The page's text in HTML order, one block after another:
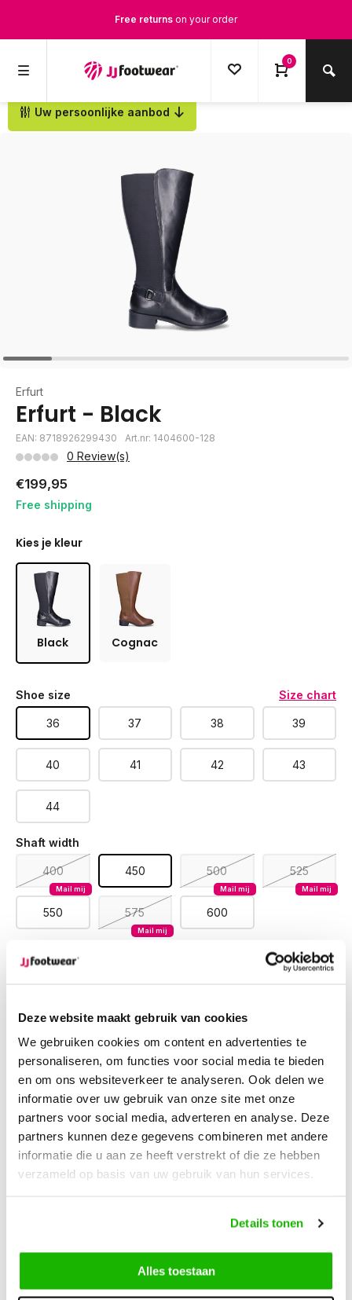
Deze website maakt gebruik van cookies
We gebruiken cookies om content en advertenties te
personaliseren, om functies voor social media te bieden
en om ons websiteverkeer te analyseren. Ook delen we
informatie over uw gebruik van onze site met onze
partners voor social media, adverteren en analyse. Deze
partners kunnen deze gegevens combineren met andere
informatie die u aan ze heeft verstrekt of die ze hebben
verzameld op basis van uw gebruik van hun services.
Details tonen
Alles toestaan
Free returns on your order
0
Uw persoonlijke aanbod
Back
Erfurt
Erfurt - Black
EAN: 8718926299430 Art.nr: 1404600-128
0 Review(s)
€199,95
Free shipping
Kies je kleur
Black Cognac
Shoe size Size chart
36 37 38 39
40 41 42 43
44
Shaft width
Mail mij
400 450
Mail mij
500
Mail mij
525
550
Mail mij
575 600
Op voorraad
Ordered on weekdays before 12:00 PM,shipped the
Free returnson your order
Free Shippingfrom €100,-
1500+ models in stock
Description
Erfurt - Black
Customer service: